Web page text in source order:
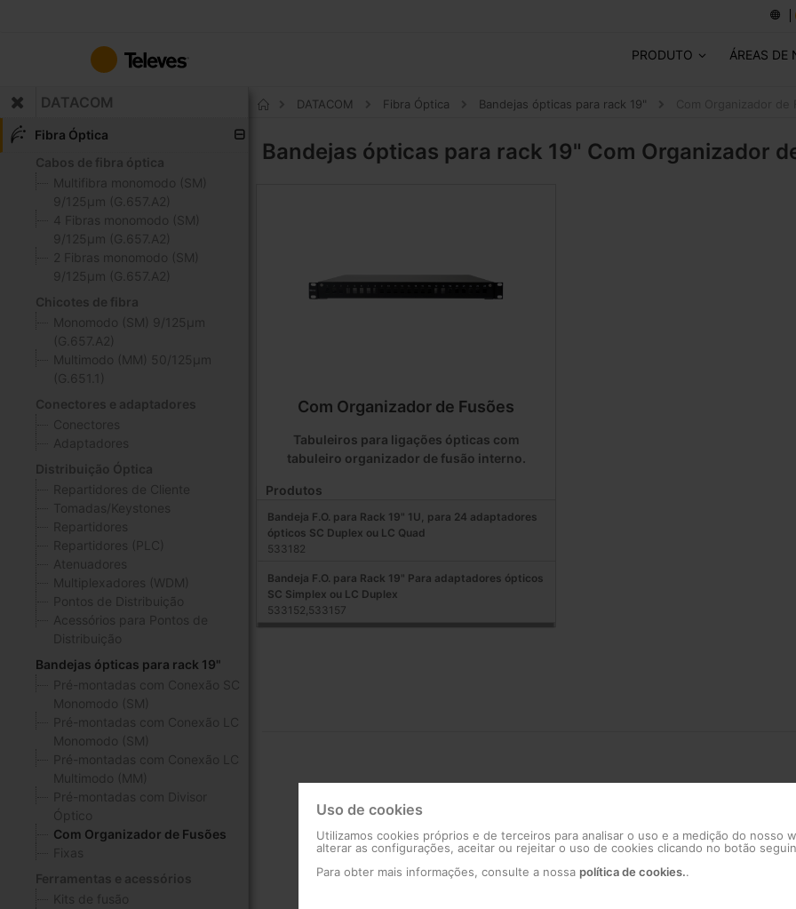
o
Conteúdo
PRODUTO ÁREAS DE
DATACOM
Fibra Óptica
Cabos de fibra óptica
Multifibra monomodo (SM)
9/125μm (G.657.A2)
4 Fibras monomodo (SM)
9/125μm (G.657.A2)
2 Fibras monomodo (SM)
9/125μm (G.657.A2)
Chicotes de fibra
Monomodo (SM) 9/125μm
(G.657.A2)
Multimodo (MM) 50/125μm
(G.651.1)
Conectores e adaptadores
Conectores
Adaptadores
Distribuição Óptica
Repartidores de Cliente
Tomadas/Keystones
Repartidores
Repartidores (PLC)
Atenuadores
Multiplexadores (WDM)
Pontos de Distribuição
Acessórios para Pontos de
Distribuição
Bandejas ópticas para rack 19"
Pré-montadas com Conexão SC
Monomodo (SM)
Pré-montadas com Conexão LC
Monomodo (SM)
Pré-montadas com Conexão LC
Multimodo (MM)
Pré-montadas com Divisor
Óptico
Com Organizador de Fusões
Fixas
Ferramentas e acessórios
Kits de fusão
DATACOM Fibra Óptica Bandejas ópticas para rack 19"
Bandejas ópticas para rack 19" Com Organizador
Com Organizador de Fusões
Tabuleiros para ligações ópticas com
tabuleiro organizador de fusão interno.
Produtos
Bandeja F.O. para Rack 19" 1U, para 24 adaptadores
ópticos SC Duplex ou LC Quad
533182
Bandeja F.O. para Rack 19" Para adaptadores ópticos
SC Simplex ou LC Duplex
533152,533157
Uso de cookies
Utilizamos cookies próprios e de terceiros para analisar o uso e a medição do nosso
alterar as configurações, aceitar ou rejeitar o uso de cookies clicando no botão
Para obter mais informações, consulte a nossa política de cookies..